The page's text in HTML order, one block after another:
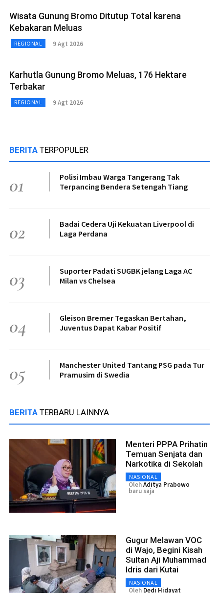
Wisata Gunung Bromo Ditutup Total karena
Kebakaran Meluas
REGIONAL 9 Agt 2026
Karhutla Gunung Bromo Meluas, 176 Hektare
Terbakar
REGIONAL 9 Agt 2026
BERITA TERPOPULER
01
Polisi Imbau Warga Tangerang Tak
Terpancing Bendera Setengah Tiang
02
Badai Cedera Uji Kekuatan Liverpool di
Laga Perdana
03
Suporter Padati SUGBK jelang Laga AC
Milan vs Chelsea
04
Gleison Bremer Tegaskan Bertahan,
Juventus Dapat Kabar Positif
05
Manchester United Tantang PSG pada Tur
Pramusim di Swedia
BERITA TERBARU LAINNYA
Menteri PPPA Prihatin
Temuan Senjata dan
Narkotika di Sekolah
NASIONAL
OlehAditya Prabowo
baru saja
Gugur Melawan VOC
di Wajo, Begini Kisah
Sultan Aji Muhammad
Idris dari Kutai
NASIONAL
Oleh Dedi Hidayat